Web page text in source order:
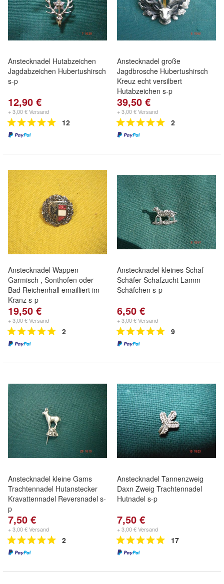
Anstecknadel Hutabzeichen
Jagdabzeichen Hubertushirsch
s-p
12,90 €
+ 3,00 € Versand
12
Anstecknadel große
Jagdbrosche Hubertushirsch
Kreuz echt versilbert
Hutabzeichen s-p
39,50 €
+ 3,00 € Versand
2
Anstecknadel Wappen
Garmisch , Sonthofen oder
Bad Reichenhall emailliert im
Kranz s-p
19,50 €
+ 3,00 € Versand
2
Anstecknadel kleines Schaf
Schäfer Schafzucht Lamm
Schäfchen s-p
6,50 €
+ 3,00 € Versand
9
Anstecknadel kleine Gams
Trachtennadel Hutanstecker
Kravattennadel Reversnadel s-
p
7,50 €
+ 3,00 € Versand
2
Anstecknadel Tannenzweig
Daxn Zweig Trachtennadel
Hutnadel s-p
7,50 €
+ 3,00 € Versand
17